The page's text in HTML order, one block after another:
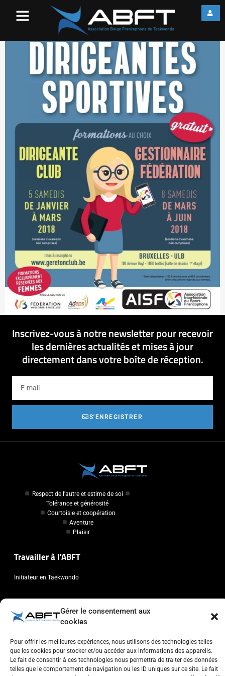
Gérer le consentement aux
cookies
Pour offrir les meilleures expériences, nous utilisons des technologies telles
que les cookies pour stocker et/ou accéder aux informations des appareils.
Le fait de consentir à ces technologies nous permettra de traiter des données
telles que le comportement de navigation ou les ID uniques sur ce site. Le fait
Inscrivez-vous à notre newsletter pour recevoir
les dernières actualités et mises à jour
directement dans votre boîte de réception.
S'ENREGISTRER
Respect de l'autre et estime de soi
Tolérance et générosité
Courtoisie et coopération
Aventure
Plaisir
Travailler à l'ABFT
Initiateur en Taekwondo
Contact
Association Belge Francophone de Taekwondo
info@abft.be
+32 (0)2 347 34 77